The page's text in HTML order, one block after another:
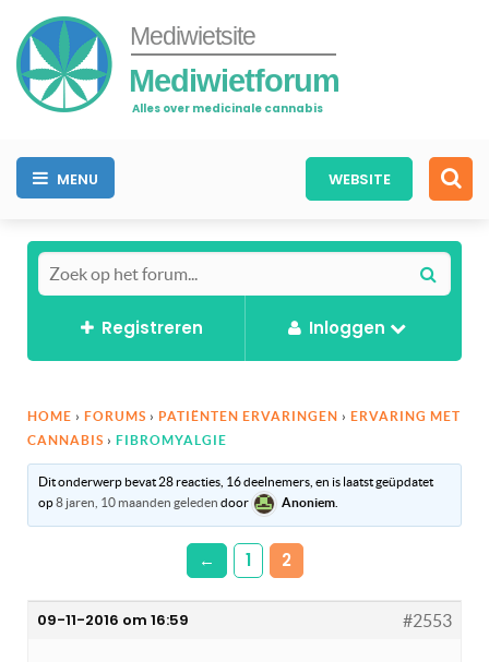
Mediwietsite
Mediwietforum
Alles over medicinale cannabis
MENU WEBSITE
Registreren Inloggen
HOME › FORUMS › PATIËNTEN ERVARINGEN › ERVARING MET
CANNABIS › FIBROMYALGIE
Dit onderwerp bevat 28 reacties, 16 deelnemers, en is laatst geüpdatet
op8 jaren, 10 maanden geleden door Anoniem
← 1 2
09-11-2016 om 16:59 #2553